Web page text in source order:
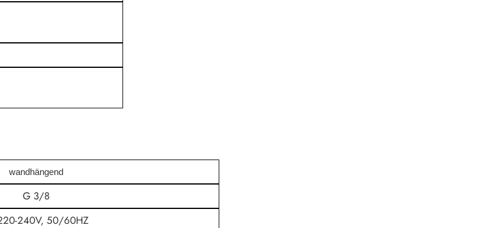
wandhängend
G 3/8
240V, 50/60HZ